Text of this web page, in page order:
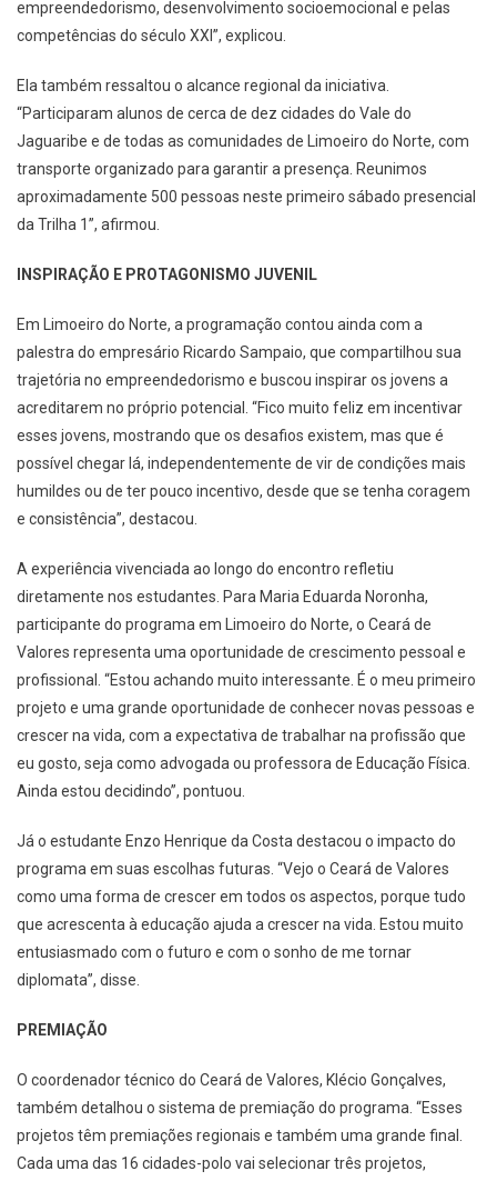
empreendedorismo, desenvolvimento socioemocional e pelas
competências do século XXI”, explicou.
Ela também ressaltou o alcance regional da iniciativa.
“Participaram alunos de cerca de dez cidades do Vale do
Jaguaribe e de todas as comunidades de Limoeiro do Norte, com
transporte organizado para garantir a presença. Reunimos
aproximadamente 500 pessoas neste primeiro sábado presencial
da Trilha 1”, afirmou.
INSPIRAÇÃO E PROTAGONISMO JUVENIL
Em Limoeiro do Norte, a programação contou ainda com a
palestra do empresário Ricardo Sampaio, que compartilhou sua
trajetória no empreendedorismo e buscou inspirar os jovens a
acreditarem no próprio potencial. “Fico muito feliz em incentivar
esses jovens, mostrando que os desafios existem, mas que é
possível chegar lá, independentemente de vir de condições mais
humildes ou de ter pouco incentivo, desde que se tenha coragem
e consistência”, destacou.
A experiência vivenciada ao longo do encontro refletiu
diretamente nos estudantes. Para Maria Eduarda Noronha,
participante do programa em Limoeiro do Norte, o Ceará de
Valores representa uma oportunidade de crescimento pessoal e
profissional. “Estou achando muito interessante. É o meu primeiro
projeto e uma grande oportunidade de conhecer novas pessoas e
crescer na vida, com a expectativa de trabalhar na profissão que
eu gosto, seja como advogada ou professora de Educação Física.
Ainda estou decidindo”, pontuou.
Já o estudante Enzo Henrique da Costa destacou o impacto do
programa em suas escolhas futuras. “Vejo o Ceará de Valores
como uma forma de crescer em todos os aspectos, porque tudo
que acrescenta à educação ajuda a crescer na vida. Estou muito
entusiasmado com o futuro e com o sonho de me tornar
diplomata”, disse.
PREMIAÇÃO
O coordenador técnico do Ceará de Valores, Klécio Gonçalves,
também detalhou o sistema de premiação do programa. “Esses
projetos têm premiações regionais e também uma grande final.
Cada uma das 16 cidades-polo vai selecionar três projetos,